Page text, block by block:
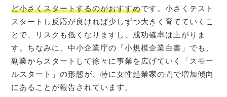
ど小さくスタートするのがおすすめです。小さくテスト
スタートし反応が良ければ少しずつ大きく育てていくこ
とで、リスクも低くなりますし、成功確率は上がりま
す。ちなみに、中小企業庁の「小規模企業白書」でも、
副業からスタートして徐々に事業を広げていく「スモー
ルスタート」の形態が、特に女性起業家の間で増加傾向
にあることが報告されています。